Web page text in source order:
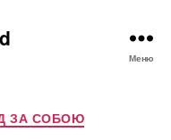
Меню
ЗА СОБОЮ